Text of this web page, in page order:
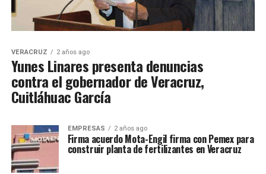
VERACRUZ 2 años ago
Yunes Linares presenta denuncias
contra el gobernador de Veracruz,
Cuitláhuac García
EMPRESAS 2 años ago
Firma acuerdo Mota-Engil firma con Pemex para
construir planta de fertilizantes en Veracruz